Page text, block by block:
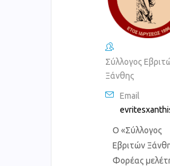
Σύλλογος
Ξάνθης
Email
Ο «Σύλλογος
Εβριτών
Φορέας